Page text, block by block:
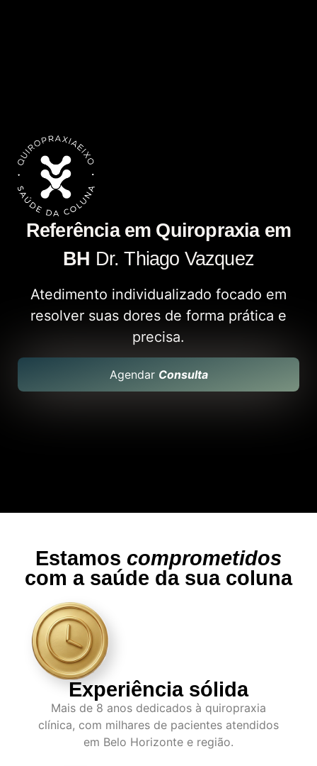
Referência em Quiropraxia em
BH Dr. Thiago Vazquez
Atedimento individualizado focado em
resolver suas dores de forma prática e
precisa.
Agendar Consulta
Estamos comprometidos
com a saúde da sua coluna
Experiência sólida
Mais de 8 anos dedicados à quiropraxia
clínica, com milhares de pacientes atendidos
em Belo Horizonte e região.